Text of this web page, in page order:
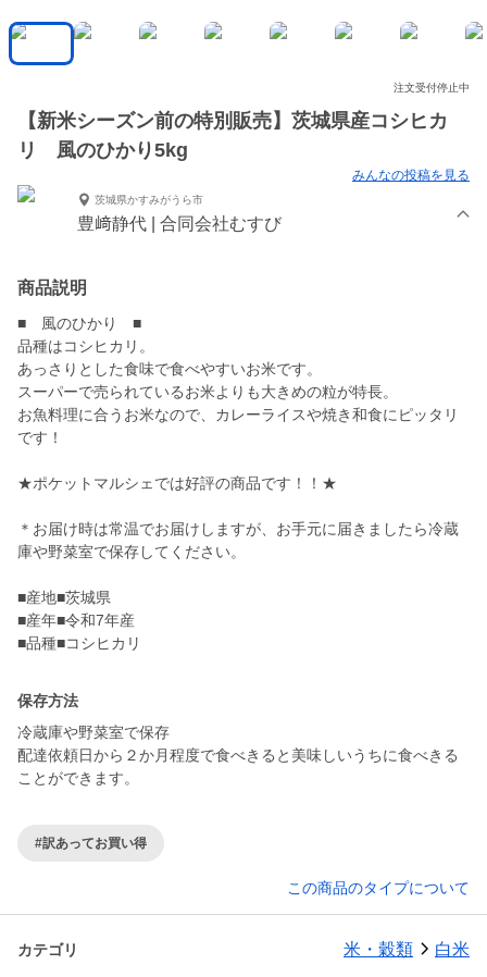
注文受付停止中
【新米シーズン前の特別販売】茨城県産コシヒカ
リ 風のひかり5kg
みんなの投稿を見る
茨城県かすみがうら市
豊﨑静代 | 合同会社むすび
商品説明
■ 風のひかり ■
品種はコシヒカリ。
あっさりとした食味で食べやすいお米です。
スーパーで売られているお米よりも大きめの粒が特長。
お魚料理に合うお米なので、カレーライスや焼き和食にピッタリ
です！
★ポケットマルシェでは好評の商品です！！★
＊お届け時は常温でお届けしますが、お手元に届きましたら冷蔵
庫や野菜室で保存してください。
■産地■茨城県
■産年■令和7年産
■品種■コシヒカリ
保存方法
冷蔵庫や野菜室で保存
配達依頼日から２か月程度で食べきると美味しいうちに食べきる
ことができます。
#訳あってお買い得
この商品のタイプについて
カテゴリ 米・穀類 白米